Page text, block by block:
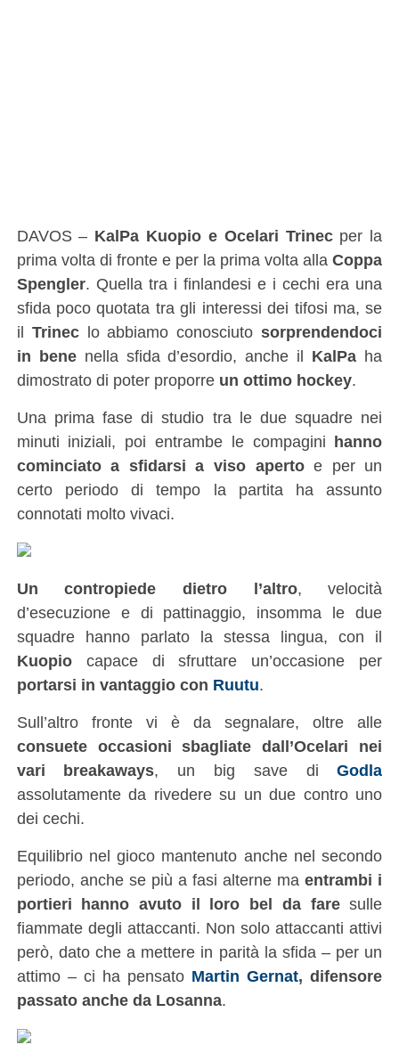
DAVOS – KalPa Kuopio e Ocelari Trinecper la
prima volta di fronte e per la prima volta allaCoppa
Spengler. Quella tra i finlandesi e i cechi era una
sfida poco quotata tra gli interessi dei tifosi ma, se
il Trineclo abbiamo conosciutosorprendendoci
in benenella sfida d’esordio, anche il KalPa ha
dimostrato di poter proporre un ottimo hockey.
Una prima fase di studio tra le due squadre nei
minuti iniziali, poi entrambe le compagini hanno
cominciato a sfidarsi a viso apertoe per un
certo periodo di tempo la partita ha assunto
connotati molto vivaci.
Un contropiede dietro l’altro, velocità
d’esecuzione e di pattinaggio, insomma le due
squadre hanno parlato la stessa lingua, con il
Kuopiocapace di sfruttare un’occasione per
portarsi in vantaggio con Ruutu.
Sull’altro fronte vi è da segnalare, oltre alle
consuete occasioni sbagliate dall’Ocelari nei
vari breakaways, un big save diGodla
assolutamente da rivedere su un due contro uno
dei cechi.
Equilibrio nel gioco mantenuto anche nel secondo
periodo, anche se più a fasi alterne maentrambi i
portieri hanno avuto il loro bel da faresulle
fiammate degli attaccanti. Non solo attaccanti attivi
però, dato che a mettere in parità la sfida – per un
attimo – ci ha pensato Martin Gernat, difensore
passato anche da Losanna.